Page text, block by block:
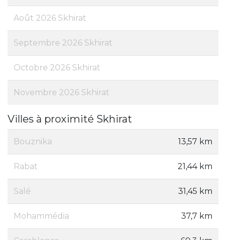
Août 2026 Skhirat
Septembre 2026 Skhirat
Octobre 2026 Skhirat
Novembre 2026 Skhirat
Villes à proximité Skhirat
Bouznika 13,57 km
Rabat 21,44 km
Salé 31,45 km
Mohammédia 37,7 km